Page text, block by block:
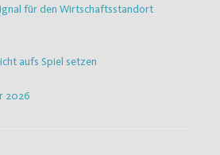
für den Wirtschaftsstandort
aufs Spiel setzen
2026